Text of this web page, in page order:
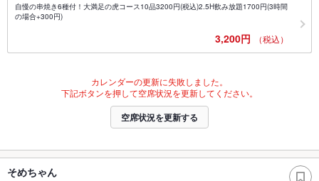
自慢の串焼き6種付！大満足の虎コース10品3200円(税込)2.5H飲み放題1700円(3時間
の場合+300円)
3,200円 （税込）
カレンダーの更新に失敗しました。
下記ボタンを押して空席状況を更新してください。
空席状況を更新する
そめちゃん